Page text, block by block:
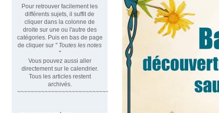
Pour retrouver facilement les
différents sujets, il suffit de
cliquer dans la colonne de
droite sur une ou l'autre des
catégories. Puis en bas de page
de cliquer sur " Toutes les notes
"
Vous pouvez aussi aller
directement sur le calendrier.
Tous les articles restent
archivés.
~~~~~~~~~~~~~~~~~~~~~~~~~~~~~~~~~